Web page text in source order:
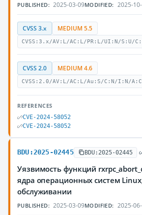
PUBLISHED: 2025-03-09MODIFIED: 2025-
CVSS 3.x MEDIUM 5.5
CVSS:3.x/AV:L/AC:L/PR:L/UI:N/S:U/
CVSS 2.0 MEDIUM 4.6
CVSS:2.0/AV:L/AC:L/Au:S/C:N/I:N/A:C
REFERENCES
CVE-2024-58052
CVE-2024-58052
BDU:2025-02445 BDU:2025-02445
Уязвимость функций
ядра операционных систем
обслуживании
PUBLISHED: 2025-03-09MODIFIED: 2025-